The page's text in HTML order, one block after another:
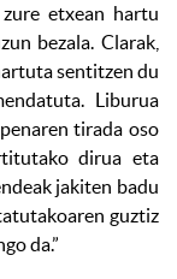
zure etxean hartu
bezala. Clarak,
sentitzen du
Liburua
tirada oso
dirua eta
jakiten badu
guztiz
da.”